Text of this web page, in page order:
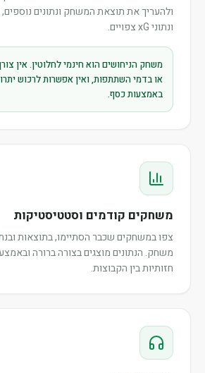
ולהעריך את תוצאת המשחק ונתונים
ונתוני xG צפויים.
משחק הניחושים הוא חינמי לחלוטין. אין
או בדמי השתתפות, ואין אפשרות לרכוש
באמצעות כסף.
משחקים קודמים וסטטיסטיקות
צפו במשחקים שכבר הסתיימו, בתוצאות
משחק. הנתונים מוצגים בצורה ברורה
חזותיות בין הקבוצות.